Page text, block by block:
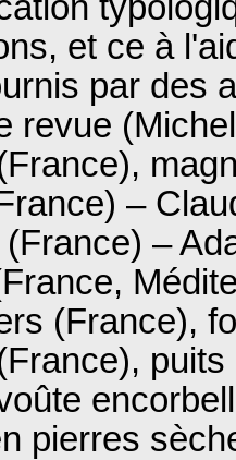
et ce à
par des
revue
–
–
(France),
pierres